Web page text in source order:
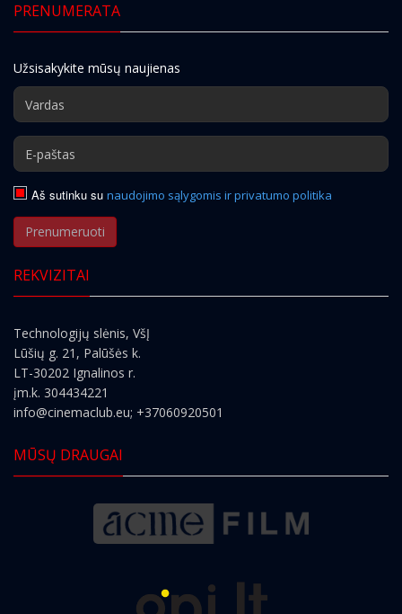
PRENUMERATA
Užsisakykite mūsų naujienas
Aš sutinku su naudojimo sąlygomis ir privatumo politika
Prenumeruoti
REKVIZITAI
Technologijų slėnis, VšĮ
Lūšių g. 21, Palūšės k.
LT-30202 Ignalinos r.
įm.k. 304434221
info@cinemaclub.eu; +37060920501
MŪSŲ DRAUGAI